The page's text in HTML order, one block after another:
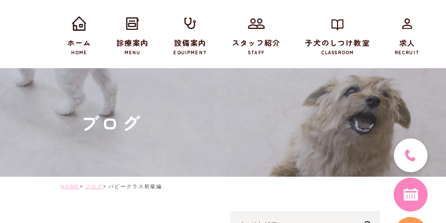
ホーム
HOME
診療案内
MENU
設備案内
EQUIPMENT
スタッフ紹介
STAFF
子犬のしつけ教室
CLASSROOM
求人
RECRUIT
ブログ
HOME ブログ パピークラス初級編